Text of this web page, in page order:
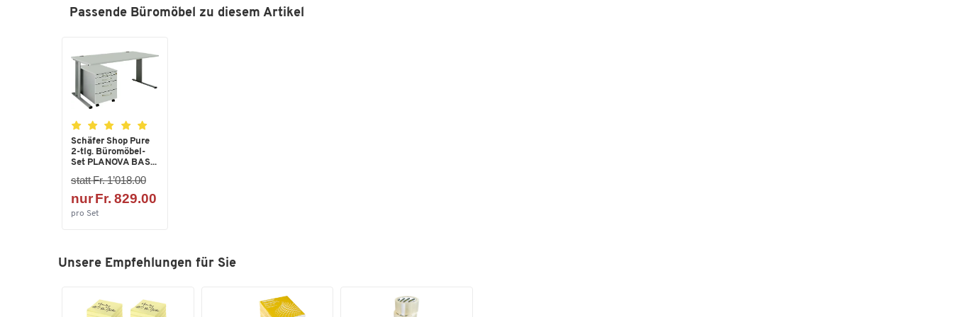
Passende Büromöbel zu diesem Artikel
Schäfer Shop Pure
2-tlg. Büromöbel-
Set PLANOVA BAS...
statt Fr. 1’018.00
nur Fr. 829.00
pro Set
Unsere Empfehlungen für Sie